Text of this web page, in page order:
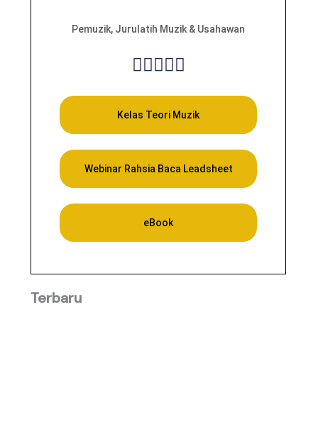
Pemuzik, Jurulatih Muzik & Usahawan
Kelas Teori Muzik
Webinar Rahsia Baca Leadsheet
eBook
Terbaru